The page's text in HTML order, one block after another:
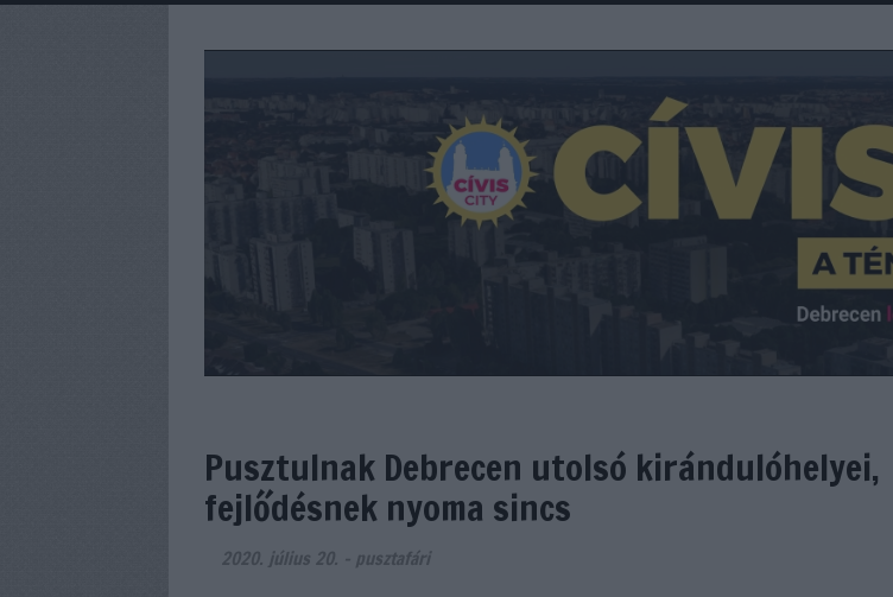
Pusztulnak Debrecen utolsó kirándulóhelyei,
fejlődésnek nyoma sincs
2020. július 20. - pusztafári